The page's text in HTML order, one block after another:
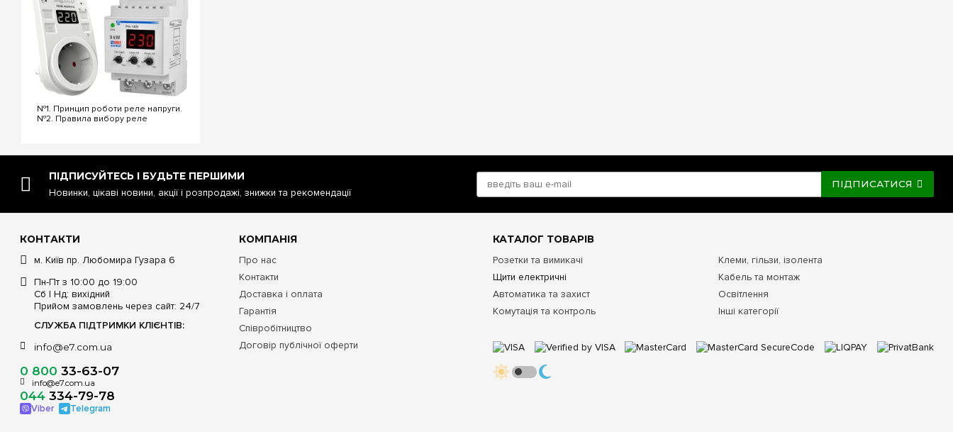
№1. Принцип роботи реле напруги.
№2. Правила вибору реле
Fi. №5. Реле напруги чи
стабілізатор: що ...
ПІДПИСУЙТЕСЬ І БУДЬТЕ ПЕРШИМИ
Новинки, цікаві новини, акції і розпродажі, знижки та рекомендації
ПІДПИСАТИСЯ
КОНТАКТИ
м. Київ пр. Любомира Гузара 6
Пн-Пт з 10:00 до 19:00
Сб | Нд: вихідний
Прийом замовлень через сайт: 24/7
СЛУЖБА ПІДТРИМКИ КЛІЄНТІВ:
info@e7.com.ua
0 800 33-63-07
info@e7.com.ua
044334-79-78
Viber Telegram
КОМПАНІЯ
Про нас
Контакти
Доставка і оплата
Гарантія
Співробітництво
Договір публічної оферти
КАТАЛОГ ТОВАРІВ
Розетки та вимикачі
Щити електричні
Автоматика та захист
Комутація та контроль
Клеми, гільзи, ізолента
Кабель та монтаж
Освітлення
Інші категорії